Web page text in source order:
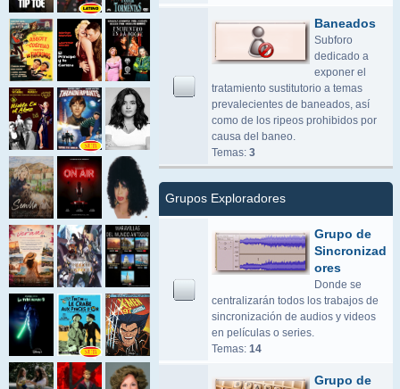
Baneados
Subforo
dedicado a
exponer el
tratamiento sustitutorio a temas
prevalecientes de baneados, así
como de los ripeos prohibidos por
causa del baneo.
Temas: 3
Grupos Exploradores
Grupo de
Sincronizad
ores
Donde se
centralizarán todos los trabajos de
sincronización de audios y videos
en películas o series.
Temas: 14
Grupo de